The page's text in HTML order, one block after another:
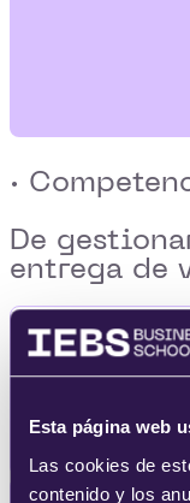
Esta página web
Las cookies de
contenido y los
·
De
entrega de
deRR.HH